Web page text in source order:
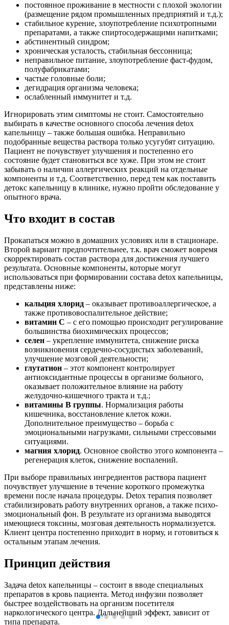
постоянное проживание в местности с плохой экологии
(размещение рядом промышленных предприятий и т.д.);
стабильное курение, злоупотребление психотропными
препаратами, а также спиртосодержащими напитками;
абстинентный синдром;
хроническая усталость, стабильная бессонница;
неправильное питание, злоупотребление фаст-фудом,
полуфабрикатами;
частые головные боли;
дегидрация организма человека;
ослабленный иммунитет и т.д.
Игнорировать этим симптомы не стоит. Самостоятельно
выбирать в качестве основного способа лечения detox
капельницу – также большая ошибка. Неправильно
подобранные вещества раствора только усугубят ситуацию.
Пациент не почувствует улучшения и постепенно его
состояние будет становиться все хуже. При этом не стоит
забывать о наличии аллергических реакций на отдельные
компоненты и т.д. Соответственно, перед тем как поставить
детокс капельницу в клинике, нужно пройти обследование у
опытного врача.
Что входит в состав
Прокапаться можно в домашних условиях или в стационаре.
Второй вариант предпочтительнее, т.к. врач сможет вовремя
скорректировать состав раствора для достижения лучшего
результата. Основные компоненты, которые могут
использоваться при формировании состава detox капельницы,
представлены ниже:
кальция хлорид – оказывает противоаллергическое, а
также противовоспалительное действие;
витамин С – с его помощью происходит регулирование
большинства биохимических процессов;
селен – укрепление иммунитета, снижение риска
возникновения сердечно-сосудистых заболеваний,
улучшение мозговой деятельности;
глутатион – этот компонент контролирует
антиоксидантные процессы в организме больного,
оказывает положительное влияние на работу
желудочно-кишечного тракта и т.д.;
витамины B группы. Нормализация работы
кишечника, восстановление клеток кожи.
Дополнительное преимущество – борьба с
эмоциональными нагрузками, сильными стрессовыми
ситуациями.
магния хлорид. Основное свойство этого компонента –
регенерация клеток, снижение воспалений.
При выборе правильных ингредиентов раствора пациент
почувствует улучшение в течение короткого промежутка
времени после начала процедуры. Detox терапия позволяет
стабилизировать работу внутренних органов, а также психо-
эмоциональный фон. В результате из организма выводятся
имеющиеся токсины, мозговая деятельность нормализуется.
Клиент центра постепенно приходит в норму, и готовиться к
остальным этапам лечения.
Принцип действия
Задача detox капельницы – состоит в вводе специальных
препаратов в кровь пациента. Метод инфузии позволяет
быстрее воздействовать на организм посетителя
наркологического центра. Дальнейший эффект, зависит от
типа препарата.